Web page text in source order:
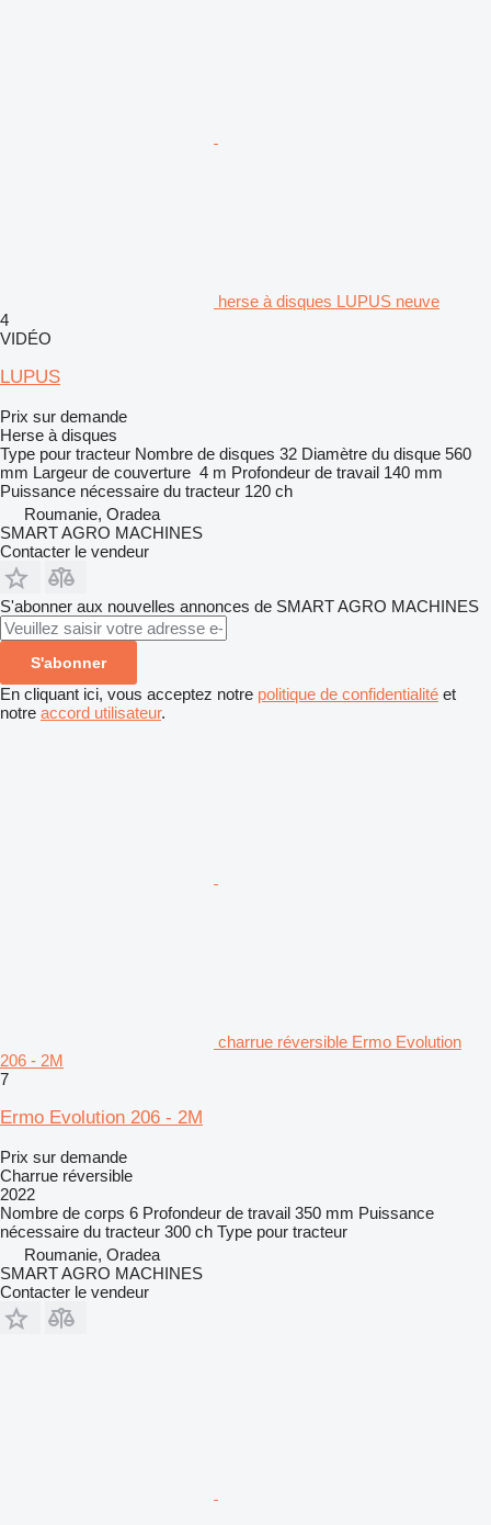
herse à disques LUPUS neuve
4
VIDÉO
LUPUS
Prix sur demande
Herse à disques
Type pour tracteur Nombre de disques 32 Diamètre du disque 560
mm Largeur de couverture 4 m Profondeur de travail 140 mm
Puissance nécessaire du tracteur 120 ch
Roumanie, Oradea
SMART AGRO MACHINES
Contacter le vendeur
S'abonner aux nouvelles annonces de SMART AGRO MACHINES
S'abonner
En cliquant ici, vous acceptez notre politique de confidentialité et
notre accord utilisateur.
charrue réversible Ermo Evolution
206 - 2M
7
Ermo Evolution 206 - 2M
Prix sur demande
Charrue réversible
2022
Nombre de corps 6 Profondeur de travail 350 mm Puissance
nécessaire du tracteur 300 ch Type pour tracteur
Roumanie, Oradea
SMART AGRO MACHINES
Contacter le vendeur